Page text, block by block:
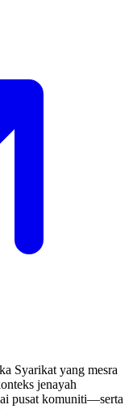
Syarikat yang mesra
jenayah
pusat komuniti—serta